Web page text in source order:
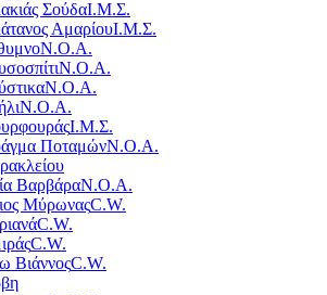
ΣούδαΙ.Μ.Σ.
ΑμαρίουΙ.Μ.Σ.
Ν.Ο.Α.
Ν.Ο.Α.
Ν.Ο.Α.
Ν.Ο.Α.
Ι.Μ.Σ.
ΠοταμώνΝ.Ο.Α.
ΒαρβάραΝ.Ο.Α.
ΜύρωναςC.W.
C.W.
C.W.
ΒιάννοςC.W.